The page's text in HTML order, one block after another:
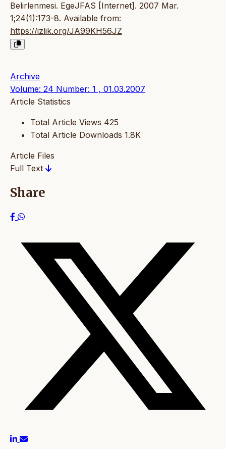
Belirlenmesi. EgeJFAS [Internet]. 2007 Mar.
1;24(1):173-8. Available from:
https://izlik.org/JA99KH56JZ
Archive
Volume: 24 Number: 1 , 01.03.2007
Article Statistics
Total Article Views 425
Total Article Downloads 1.8K
Article Files
Full Text
Share